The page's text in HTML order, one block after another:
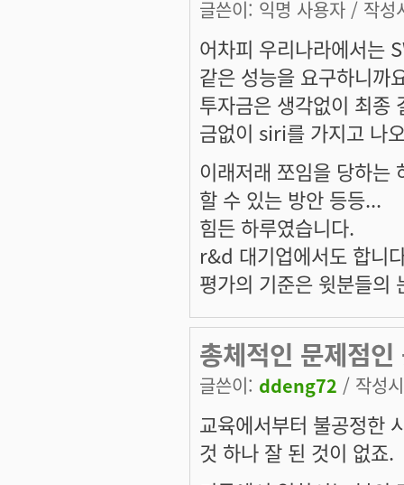
글쓴이: 익명 사용자 / 작성
어차피 우리나라에서는
같은 성능을 요구하니까
투자금은 생각없이 최종
금없이 siri를 가지고 나
이래저래 쪼임을 당하는
할 수 있는 방안 등등...
힘든 하루였습니다.
r&d 대기업에서도 합니
평가의 기준은 윗분들의
총체적인 문제점
글쓴이: ddeng72 / 작성
교육에서부터 불공정한
것 하나 잘 된 것이 없죠.